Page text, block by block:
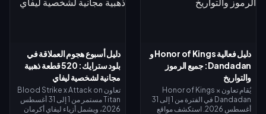
(الإجمالي 618). اشترِ مضاعفة الأموال
رصيدك في صفحة الحدث، واتبع قائمة
دليل فعالية Honor of Kings و
Dandadan: جميع الرموز
والتواريخ
يُقام تعاون Honor of Kings ×
Dandadan في الفترة من 1 إلى 31
أغسطس 2026. استكشف مواقع
دليل أسبوع هجوم العملاقة في
بلود سترايك: 520 قطعة ذهبية
مجانية لشخصية ليفاي
تعاون Blood Strike x Attack on
Titan مستمر من 1 إلى 31 أغسطس
2026، ويشمل أزياء ليفاي أكرمان